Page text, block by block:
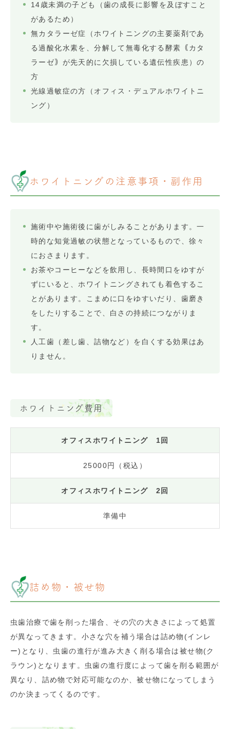
14歳未満の子ども（歯の成長に影響を及ぼすこと
があるため）
無カタラーゼ症（ホワイトニングの主要薬剤であ
る過酸化水素を、分解して無毒化する酵素｟カタ
ラーゼ｠が先天的に欠損している遺伝性疾患）の
方
光線過敏症の方（オフィス・デュアルホワイトニ
ング）
ホワイトニングの注意事項・副作用
施術中や施術後に歯がしみることがあります。一
時的な知覚過敏の状態となっているもので、徐々
におさまります。
お茶やコーヒーなどを飲用し、長時間口をゆすが
ずにいると、ホワイトニングされても着色するこ
とがあります。こまめに口をゆすいだり、歯磨き
をしたりすることで、白さの持続につながりま
す。
人工歯（差し歯、詰物など）を白くする効果はあ
りません。
ホワイトニング費用
オフィスホワイトニング 1回
25000円（税込）
オフィスホワイトニング 2回
準備中
詰め物・被せ物
虫歯治療で歯を削った場合、その穴の大きさによって処置
が異なってきます。小さな穴を補う場合は詰め物(インレ
ー)となり、虫歯の進行が進み大きく削る場合は被せ物(ク
ラウン)となります。虫歯の進行度によって歯を削る範囲が
異なり、詰め物で対応可能なのか、被せ物になってしまう
のか決まってくるのです。